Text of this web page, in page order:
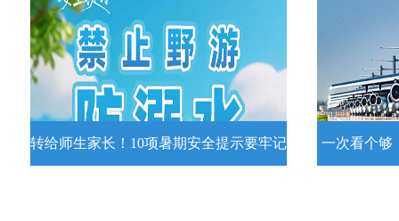
夏日专属好运莲花头像！
详情
况发布。
转给师生家长！10项暑期安全提示要牢记 一次看个够